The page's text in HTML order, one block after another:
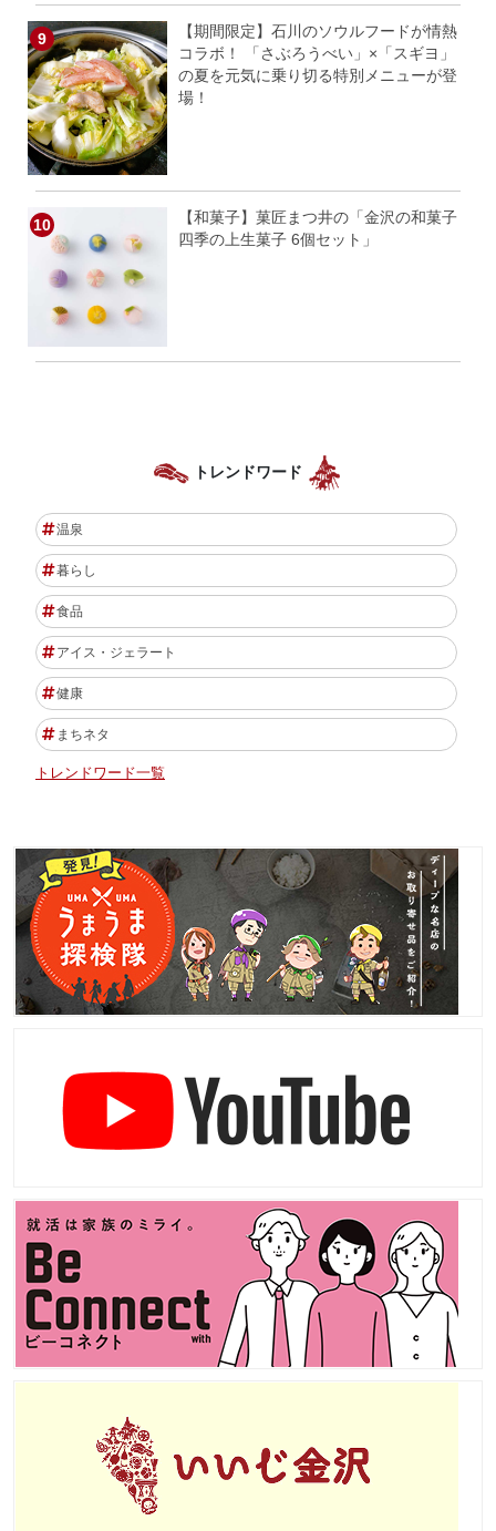
【期間限定】石川のソウルフードが情熱
コラボ！ 「さぶろうべい」×「スギヨ」
の夏を元気に乗り切る特別メニューが登
場！
【和菓子】菓匠まつ井の「金沢の和菓子
四季の上生菓子 6個セット」
トレンドワード
温泉
暮らし
食品
アイス・ジェラート
健康
まちネタ
トレンドワード一覧